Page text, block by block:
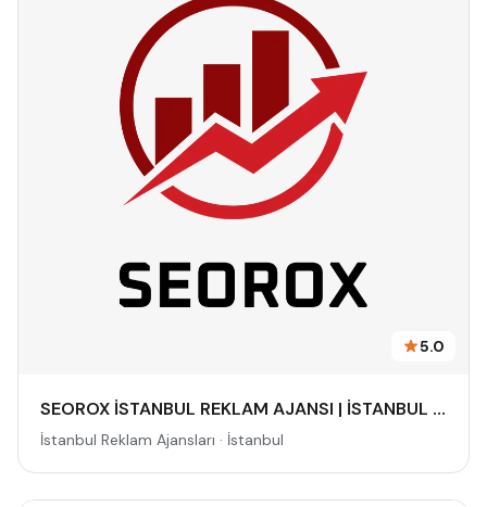
5.0
SEOROX İSTANBUL REKLAM AJANSI | İSTANBUL REKLAM AJANSLARI, DİJİTAL PAZARLAMA AJANSI, SEO AJANSI & SOSYAL MEDYA AJANSI
İstanbul Reklam Ajansları · İstanbul